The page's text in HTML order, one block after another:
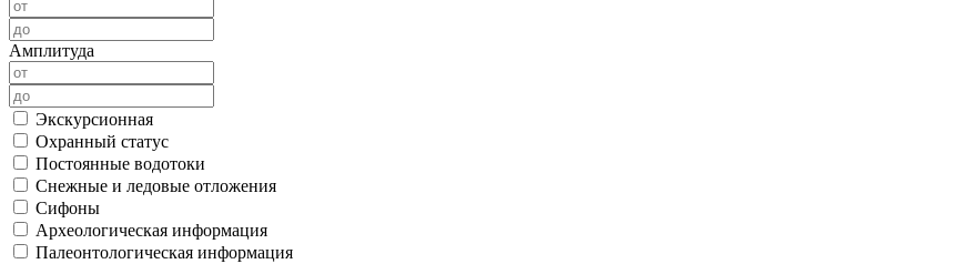
Амплитуда
Экскурсионная
Охранный статус
Постоянные водотоки
Снежные и ледовые отложения
Сифоны
Археологическая информация
Палеонтологическая информация